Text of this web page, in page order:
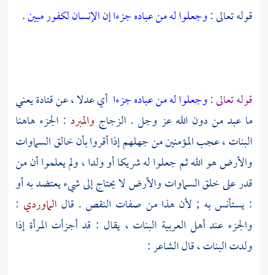
قوله تعالى :وجعلوا له من عباده جزءا إن الإنسان لكفور مبين.
قوله تعالى :وجعلوا له من عباده جزءا أي عدلا ، عنقتادةيعني
ما عبد من دون الله عز وجل . الزجاج والمبرد : الجزء هاهنا
البنات ، عجب المؤمنين من جهلهم إذا أقروا بأن خالق السماوات
والأرض هو الله ثم جعلوا له شريكا أو ولدا ، ولم يعلموا أن من
قدر على خلق السماوات والأرض لا يحتاج إلى شيء يعتضد به أو
: يستأنس به ; لأن هذا من صفات النقص . قال الماوردي :
والجزء عند أهل العربية البنات ، يقال : قد أجزأت المرأة إذا
ولدت البنات ، قال الشاعر :